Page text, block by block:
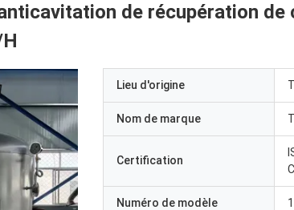
de récupération de
Lieu d'origine
Nom de marque
Certification
Numéro de modèle